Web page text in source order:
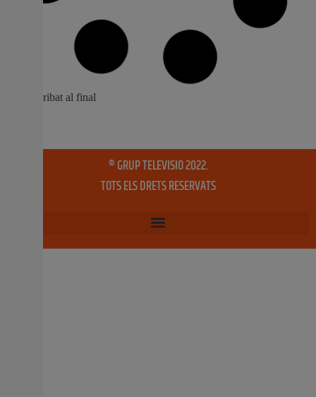
L’Hospital Universitari de La Ribera
organitza el L Congrés de l’Associació
Valenciana d’Urologia
Més d’un centenar de professionals de les regions
valenciana i murciana discutiran sobre el diagnòstic i
tractament de les lesions i tumors urològics. Una desena